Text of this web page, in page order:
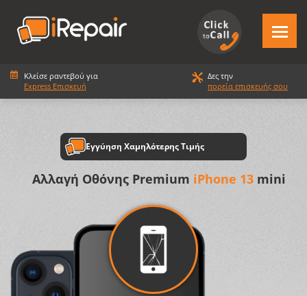
Κλείσε ραντεβού για
Express Επισκευή
Δες την
πορεία επισκευής σου
Εγγύηση Χαμηλότερης Τιμής
Αλλαγή Οθόνης Premium iPhone 13mini